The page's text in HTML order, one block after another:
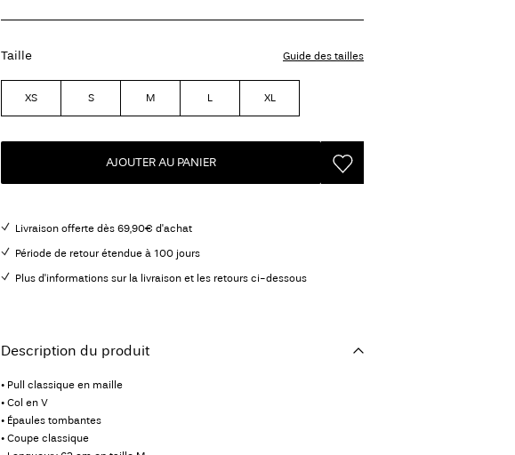
Taille Guide des tailles
XS S M L XL
AJOUTER AU PANIER
Livraison offerte dès 69,90€ d'achat
Période de retour étendue à 100 jours
Plus d'informations sur la livraison et les retours ci-dessous
Description du produit
• Pull classique en maille
• Col en V
• Épaules tombantes
• Coupe classique